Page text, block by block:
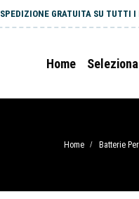
SPEDIZIONE GRATUITA SU TUTTI I
Home
Home / Batterie